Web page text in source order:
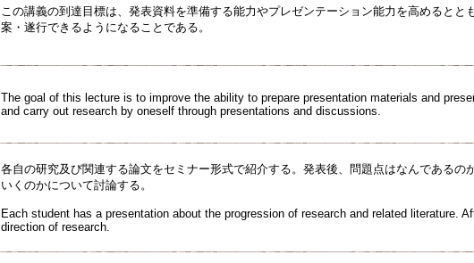
この講義の到達目標は、発表資料を準備する能力やプレゼンテーション能力を高めるとと
案・遂行できるようになることである。
The goal of this lecture is to improve the ability to prepare presentation materials and
and carry out research by oneself through presentations and discussions.
各自の研究及び関連する論文をセミナー形式で紹介する。発表後、問題点はなんであるの
いくのかについて討論する。
Each student has a presentation about the progression of research and related literature.
direction of research.